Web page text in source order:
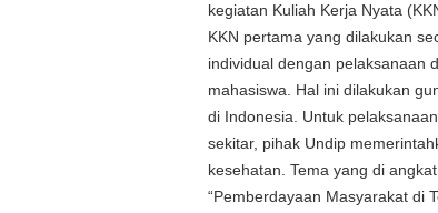
kegiatan Kuliah Kerja Nyata
KKN pertama yang dilakukan
individual dengan pelaksanaan
mahasiswa. Hal ini dilakukan
di Indonesia. Untuk
sekitar, pihak Undip
kesehatan. Tema yang di
“Pemberdayaan Masyarakat di